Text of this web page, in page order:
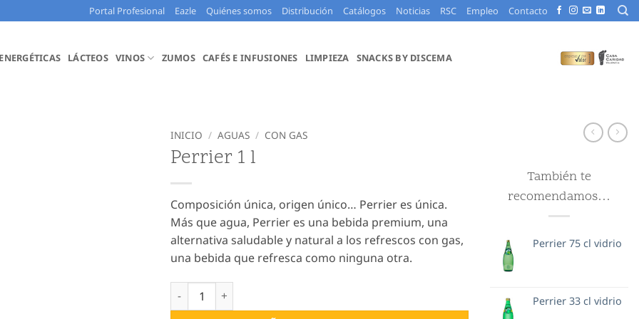
Portal Profesional Eazle Quiénes somos Distribución Catálogos Noticias RSC Empleo Contacto
LÁCTEOS VINOS ZUMOS CAFÉS E INFUSIONES LIMPIEZA SNACKS BY DISCEMA
INICIO / AGUAS / CON GAS
Perrier 1 l
Composición única, origen único… Perrier es única.
Más que agua, Perrier es una bebida premium, una
alternativa saludable y natural a los refrescos con gas,
una bebida que refresca como ninguna otra.
Perrier 1 l cantidad
También te
recomendamos…
Perrier 75 cl vidrio
Perrier 33 cl vidrio